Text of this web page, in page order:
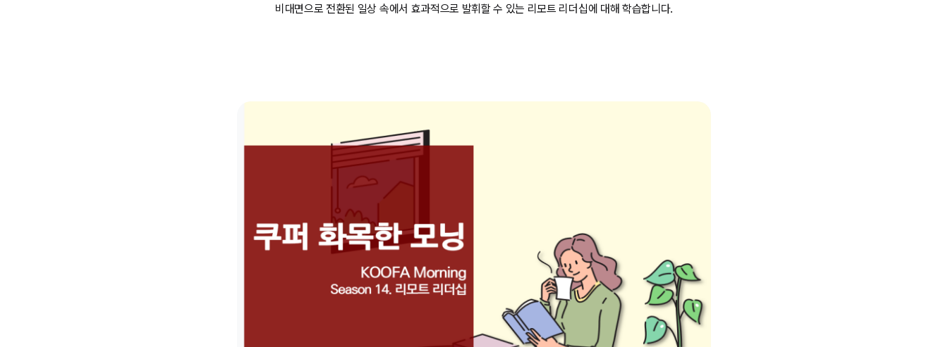
비대면으로 전환된 일상 속에서 효과적으로 발휘할 수 있는 리모트 리더십에 대해 학습합니다.